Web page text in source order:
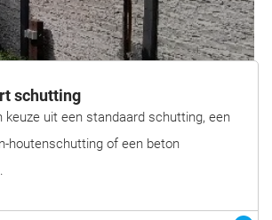
schutting
keuze uit een standaard schutting, een
houtenschutting of een beton